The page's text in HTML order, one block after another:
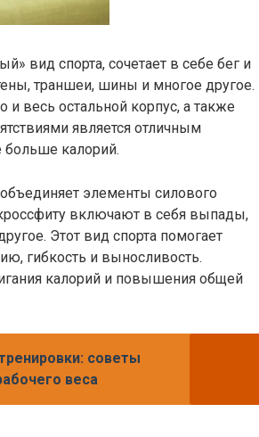
вид спорта, сочетает в себе бег и
траншеи, шины и многое другое.
и весь остальной корпус, а также
является отличным
больше калорий.
элементы силового
включают в себя выпады,
Этот вид спорта помогает
гибкость и выносливость.
калорий и повышения общей
советы
веса